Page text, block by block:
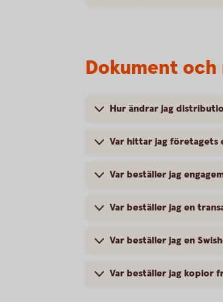
Dokument
Hur ändrar jag
Var hittar jag företagets
Var beställer jag
Var beställer jag en
Var beställer jag en
Var beställer jag kopior